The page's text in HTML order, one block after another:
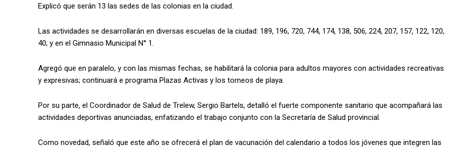
Explicó que serán 13 las sedes de las colonias en la ciudad.
Las actividades se desarrollarán en diversas escuelas de la ciudad: 189, 196, 720, 744, 174, 138, 506, 224, 207, 157, 122, 120,
40; y en el Gimnasio Municipal N° 1.
Agregó que en paralelo, y con las mismas fechas, se habilitará la colonia para adultos mayores con actividades recreativas
y expresivas; continuará e programa Plazas Activas y los torneos de playa.
Por su parte, el Coordinador de Salud de Trelew, Sergio Bartels, detalló el fuerte componente sanitario que acompañará las
actividades deportivas anunciadas, enfatizando el trabajo conjunto con la Secretaría de Salud provincial.
Como novedad, señaló que este año se ofrecerá el plan de vacunación del calendario a todos los jóvenes que integren las